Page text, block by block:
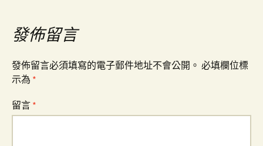
覽發佈留言
發佈留言必須填寫的電子郵件地址不會公開。 必填欄位標
示為 *
留言 *